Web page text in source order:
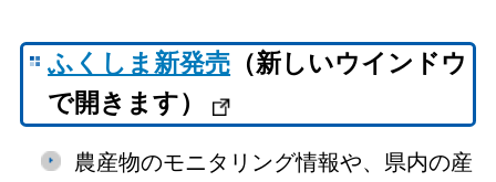
ふくしま新発売 （新しいウインドウ
で開きます）
農産物のモニタリング情報や、県内の産